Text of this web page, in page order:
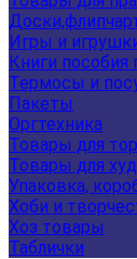
Игры и
Книги пособия
Термосы и
Пакеты
Оргтехника
Товары для
Товары для
Упаковка,
Хоби и
Хоз товары
Таблички